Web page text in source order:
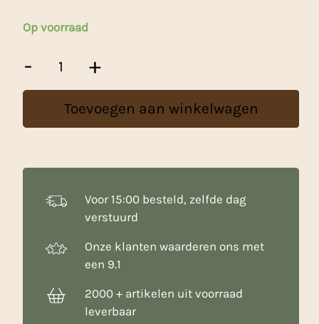
Op voorraad
-
Vetoplosbare
Oranje
15
+
Toevoegen aan winkelwagen
Voor 15:00 besteld, zelfde dag
verstuurd
Onze klanten waarderen ons met
een 9.1
2000 + artikelen uit voorraad
leverbaar